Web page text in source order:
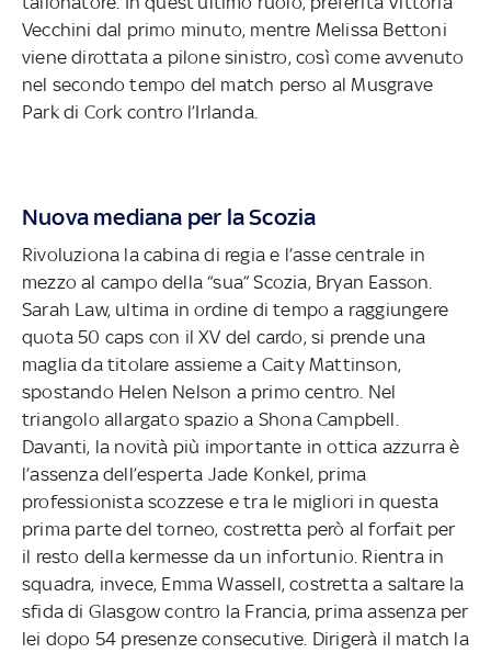
Vecchini dal primo minuto, mentre Melissa Bettoni
viene dirottata a pilone sinistro, così come avvenuto
nel secondo tempo del match perso al Musgrave
Park di Cork contro l’Irlanda.
Nuova mediana per la Scozia
Rivoluziona la cabina di regia e l’asse centrale in
mezzo al campo della “sua” Scozia, Bryan Easson.
Sarah Law, ultima in ordine di tempo a raggiungere
quota 50 caps con il XV del cardo, si prende una
maglia da titolare assieme a Caity Mattinson,
spostando Helen Nelson a primo centro. Nel
triangolo allargato spazio a Shona Campbell.
Davanti, la novità più importante in ottica azzurra è
l’assenza dell’esperta Jade Konkel, prima
professionista scozzese e tra le migliori in questa
prima parte del torneo, costretta però al forfait per
il resto della kermesse da un infortunio. Rientra in
squadra, invece, Emma Wassell, costretta a saltare la
sfida di Glasgow contro la Francia, prima assenza per
lei dopo 54 presenze consecutive. Dirigerà il match la